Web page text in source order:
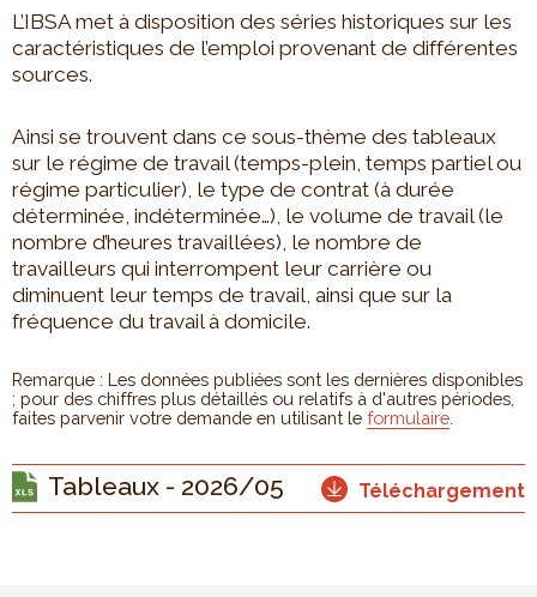
L’IBSA met à disposition des séries historiques sur les
caractéristiques de l’emploi provenant de différentes
sources.
Ainsi se trouvent dans ce sous-thème des tableaux
sur le régime de travail (temps-plein, temps partiel ou
régime particulier), le type de contrat (à durée
déterminée, indéterminée…), le volume de travail (le
nombre d’heures travaillées), le nombre de
travailleurs qui interrompent leur carrière ou
diminuent leur temps de travail, ainsi que sur la
fréquence du travail à domicile.
Remarque : Les données publiées sont les dernières disponibles
; pour des chiffres plus détaillés ou relatifs à d'autres périodes,
faites parvenir votre demande en utilisant le formulaire
Tableaux - 2026/05 Téléchargement